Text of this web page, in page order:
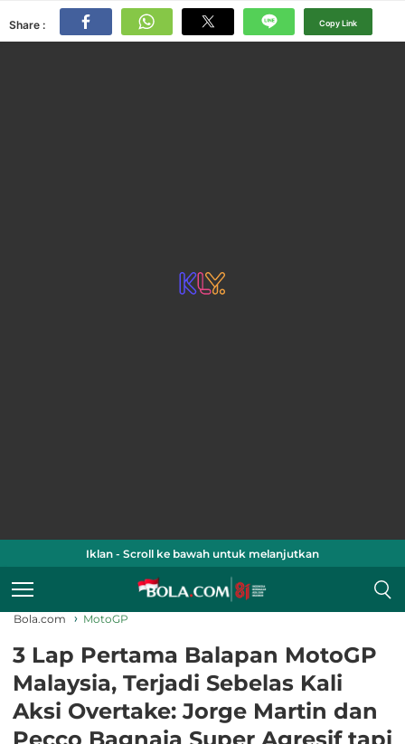
Share : Copy Link
Iklan - Scroll ke bawah untuk melanjutkan
Bola.com MotoGP
3 Lap Pertama Balapan MotoGP
Malaysia, Terjadi Sebelas Kali
Aksi Overtake: Jorge Martin dan